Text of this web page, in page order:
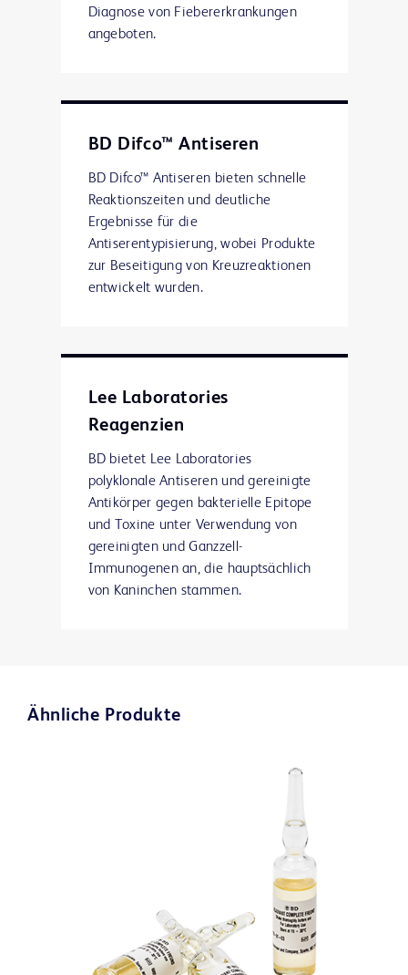
Diagnose von Fiebererkrankungen
angeboten.
BD Difco™ Antiseren
BD Difco™ Antiseren bieten schnelle
Reaktionszeiten und deutliche
Ergebnisse für die
Antiserentypisierung, wobei Produkte
zur Beseitigung von Kreuzreaktionen
entwickelt wurden.
Lee Laboratories
Reagenzien
BD bietet Lee Laboratories
polyklonale Antiseren und gereinigte
Antikörper gegen bakterielle Epitope
und Toxine unter Verwendung von
gereinigten und Ganzzell-
Immunogenen an, die hauptsächlich
von Kaninchen stammen.
Ähnliche Produkte